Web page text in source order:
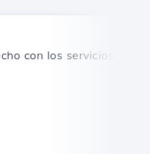
los servicios